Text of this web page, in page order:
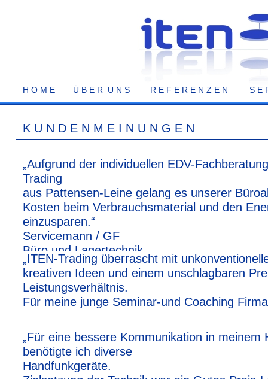
„Für eine bessere Kommunikation in meinem
benötigte ich diverse
Handfunkgeräte.
„ITEN-Trading überrascht mit
kreativen Ideen und einem unschlagbaren
Leistungsverhältnis.
Für meine junge Seminar-und Coaching
www.positivdenken-schurtzmannwolfgang.de
K U N D E N M E I N U N G E N
„Aufgrund der individuellen EDV-
Trading
aus Pattensen-Leine gelang es unserer
Kosten beim Verbrauchsmaterial und den
einzusparen.“
Servicemann / GF
Büro und Lagertechnik
www.servicemann-gmbh.de
S E
Ü B E R U N S R E F E R E N Z E N
H O M E